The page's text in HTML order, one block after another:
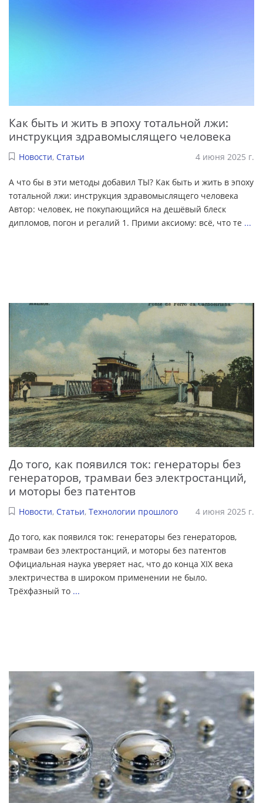
Как быть и жить в эпоху тотальной лжи:
инструкция здравомыслящего человека
Новости, Статьи 4 июня 2025 г.
А что бы в эти методы добавил ТЫ? Как быть и жить в эпоху
тотальной лжи: инструкция здравомыслящего человека
Автор: человек, не покупающийся на дешёвый блеск
дипломов, погон и регалий 1. Прими аксиому: всё, что те ...
До того, как появился ток: генераторы без
генераторов, трамваи без электростанций,
и моторы без патентов
Новости, Статьи, Технологии прошлого 4 июня 2025 г.
До того, как появился ток: генераторы без генераторов,
трамваи без электростанций, и моторы без патентов
Официальная наука уверяет нас, что до конца XIX века
электричества в широком применении не было.
Трёхфазный то ...